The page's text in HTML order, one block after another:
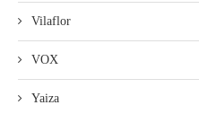
Vilaflor
VOX
Yaiza